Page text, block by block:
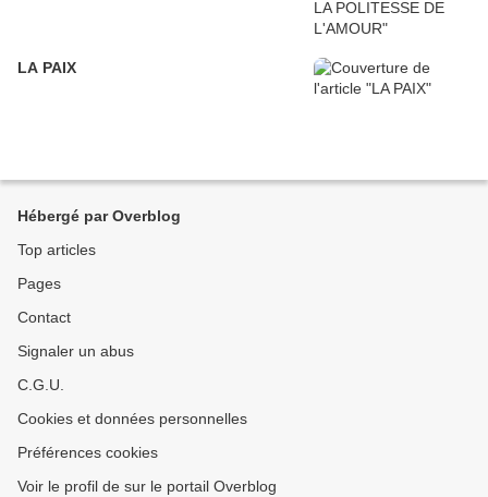
LA PAIX
Hébergé par Overblog
Top articles
Pages
Contact
Signaler un abus
C.G.U.
Cookies et données personnelles
Préférences cookies
Voir le profil de sur le portail Overblog